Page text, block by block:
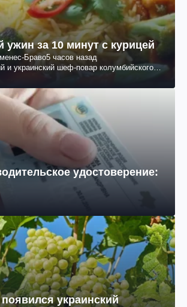
ужин за 10 минут с курицей
Браво5 часов назад
и украинский шеф-повар колумбийского
удостоверение:
украинский